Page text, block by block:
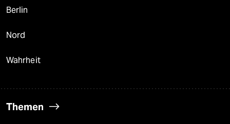
Berlin
Nord
Wahrheit
Themen